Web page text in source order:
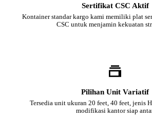
Sertifikat CSC Aktif
Kontainer standar kargo kami memiliki plat
CSC untuk menjamin kekuatan
Pilihan Unit Variatif
Tersedia unit ukuran 20 feet, 40 feet, jenis
modifikasi kantor siap